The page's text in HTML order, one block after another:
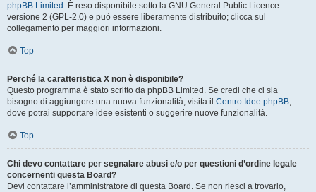
phpBB Limited . È reso disponibile sotto la GNU General Public Licence
versione 2 (GPL-2.0) e può essere liberamente distribuito; clicca sul
collegamento per maggiori informazioni.
Top
Perché la caratteristica X non è disponibile?
Questo programma è stato scritto da phpBB Limited. Se credi che ci sia
bisogno di aggiungere una nuova funzionalità, visita il Centro Idee phpBB,
dove potrai supportare idee esistenti o suggerire nuove funzionalità.
Top
Chi devo contattare per segnalare abusi e/o per questioni d’ordine legale
concernenti questa Board?
Devi contattare l’amministratore di questa Board. Se non riesci a trovarlo,